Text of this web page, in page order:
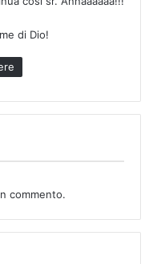
di Dio!
commento.